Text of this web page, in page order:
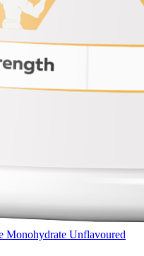
Monohydrate Unflavoured